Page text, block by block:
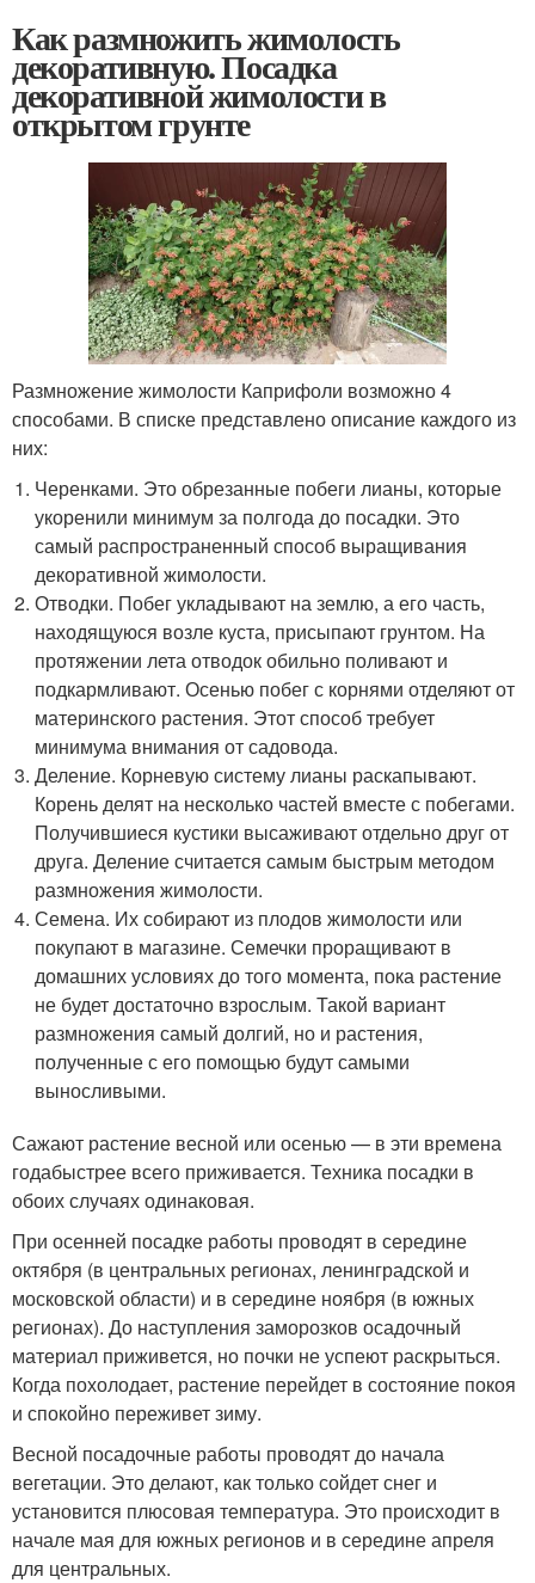
Как размножить жимолость
декоративную. Посадка
декоративной жимолости в
открытом грунте
Размножение жимолости Каприфоли возможно 4
способами. В списке представлено описание каждого из
них:
Черенками. Это обрезанные побеги лианы, которые
укоренили минимум за полгода до посадки. Это
самый распространенный способ выращивания
декоративной жимолости.
Отводки. Побег укладывают на землю, а его часть,
находящуюся возле куста, присыпают грунтом. На
протяжении лета отводок обильно поливают и
подкармливают. Осенью побег с корнями отделяют от
материнского растения. Этот способ требует
минимума внимания от садовода.
Деление. Корневую систему лианы раскапывают.
Корень делят на несколько частей вместе с побегами.
Получившиеся кустики высаживают отдельно друг от
друга. Деление считается самым быстрым методом
размножения жимолости.
Семена. Их собирают из плодов жимолости или
покупают в магазине. Семечки проращивают в
домашних условиях до того момента, пока растение
не будет достаточно взрослым. Такой вариант
размножения самый долгий, но и растения,
полученные с его помощью будут самыми
выносливыми.
Сажают растение весной или осенью — в эти времена
годабыстрее всего приживается. Техника посадки в
обоих случаях одинаковая.
При осенней посадке работы проводят в середине
октября (в центральных регионах, ленинградской и
московской области) и в середине ноября (в южных
регионах). До наступления заморозков осадочный
материал приживется, но почки не успеют раскрыться.
Когда похолодает, растение перейдет в состояние покоя
и спокойно переживет зиму.
Весной посадочные работы проводят до начала
вегетации. Это делают, как только сойдет снег и
установится плюсовая температура. Это происходит в
начале мая для южных регионов и в середине апреля
для центральных.